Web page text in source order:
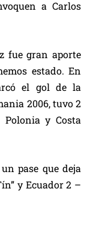
a Carlos
fue gran aporte
estado. En
el gol de la
2006, tuvo 2
y Costa
pase que deja
y Ecuador 2 –